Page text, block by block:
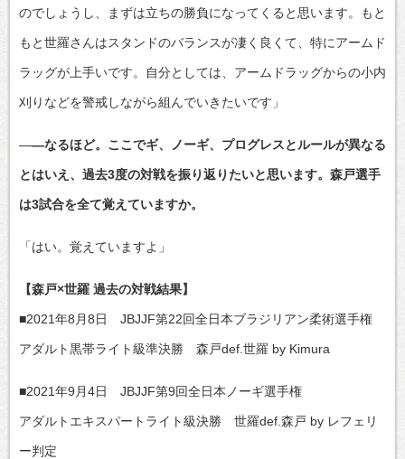
のでしょうし、まずは立ちの勝負になってくると思います。もと
もと世羅さんはスタンドのバランスが凄く良くて、特にアームド
ラッグが上手いです。自分としては、アームドラッグからの小内
刈りなどを警戒しながら組んでいきたいです」
――なるほど。ここでギ、ノーギ、プログレスとルールが異なる
とはいえ、過去3度の対戦を振り返りたいと思います。森戸選手
は3試合を全て覚えていますか。
「はい。覚えていますよ」
【森戸×世羅 過去の対戦結果】
■2021年8月8日 JBJJF第22回全日本ブラジリアン柔術選手権
アダルト黒帯ライト級準決勝 森戸def.世羅 by Kimura
■2021年9月4日 JBJJF第9回全日本ノーギ選手権
アダルトエキスパートライト級決勝 世羅def.森戸 by レフェリ
ー判定